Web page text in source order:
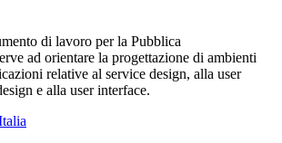
di lavoro per la Pubblica
ad orientare la progettazione di ambienti
relative al service design, alla user
e alla user interface.